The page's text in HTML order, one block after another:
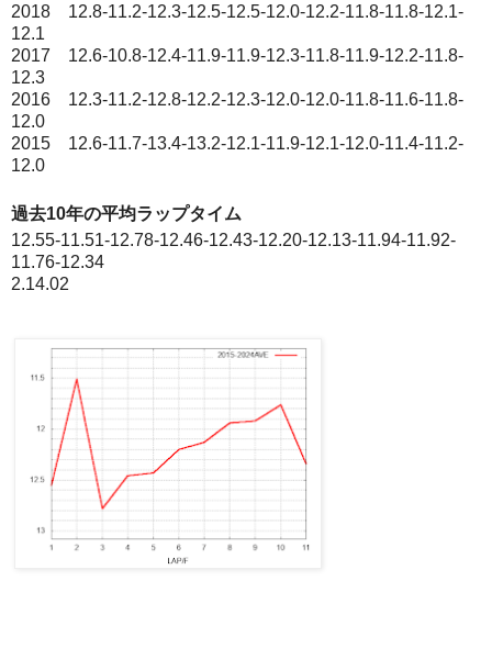
2018 12.8-11.2-12.3-12.5-12.5-12.0-12.2-11.8-11.8-12.1-
12.1
2017 12.6-10.8-12.4-11.9-11.9-12.3-11.8-11.9-12.2-11.8-
12.3
2016 12.3-11.2-12.8-12.2-12.3-12.0-12.0-11.8-11.6-11.8-
12.0
2015 12.6-11.7-13.4-13.2-12.1-11.9-12.1-12.0-11.4-11.2-
12.0
過去10年の平均ラップタイム
12.55-11.51-12.78-12.46-12.43-12.20-12.13-11.94-11.92-
11.76-12.34
2.14.02